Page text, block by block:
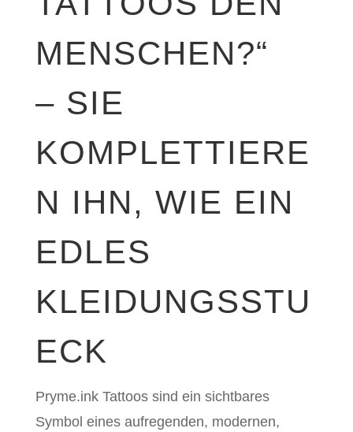
MENSCHEN?“
– SIE
KOMPLETTIERE
N IHN, WIE EIN
EDLES
KLEIDUNGSSTU
ECK
Pryme.ink Tattoos sind ein sichtbares
Symbol eines aufregenden, modernen,